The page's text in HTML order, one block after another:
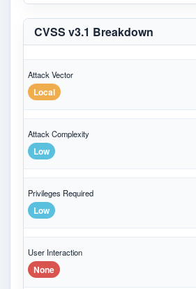
CVSS v3.1 Breakdown
Attack Vector
Local
Attack Complexity
Low
Privileges Required
Low
User Interaction
None